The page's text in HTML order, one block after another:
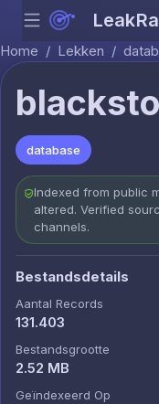
Menu
Home / Lekken /
database
Indexed from public
altered. Verified
channels.
Bestandsdetails
Aantal Records
131.403
Bestandsgrootte
2.52 MB
Geïndexeerd Op